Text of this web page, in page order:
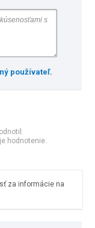
používateľ.
hodnotenie.
za informácie na